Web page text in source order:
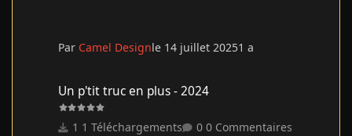
Par Camel Designle 14 juillet 20251 a
Un p'tit truc en plus - 2024
1 Téléchargements 0 Commentaires